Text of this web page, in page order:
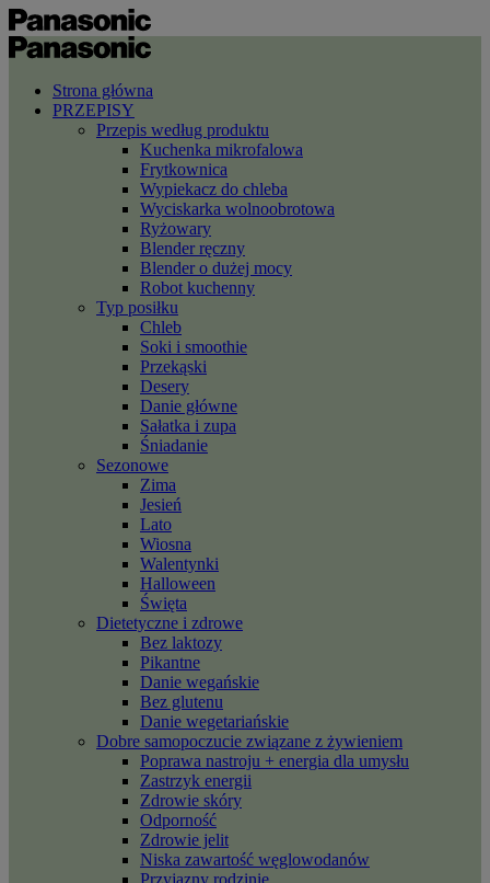
Strona główna
PRZEPISY
Przepis według produktu
Kuchenka mikrofalowa
Frytkownica
Wypiekacz do chleba
Wyciskarka wolnoobrotowa
Ryżowary
Blender ręczny
Blender o dużej mocy
Robot kuchenny
Typ posiłku
Chleb
Soki i smoothie
Przekąski
Desery
Danie główne
Sałatka i zupa
Śniadanie
Sezonowe
Zima
Jesień
Lato
Wiosna
Walentynki
Halloween
Święta
Dietetyczne i zdrowe
Bez laktozy
Pikantne
Danie wegańskie
Bez glutenu
Danie wegetariańskie
Dobre samopoczucie związane z żywieniem
Poprawa nastroju + energia dla umysłu
Zastrzyk energii
Zdrowie skóry
Odporność
Zdrowie jelit
Niska zawartość węglowodanów
Przyjazny rodzinie